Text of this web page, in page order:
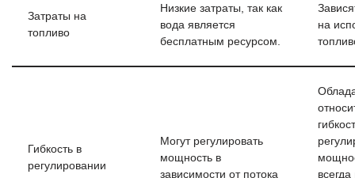
Затраты на
топливо
Низкие затраты, так как
вода является
бесплатным ресурсом.
на
Гибкость в
регулировании
Могут регулировать
мощность в
зависимости от потока
всегда